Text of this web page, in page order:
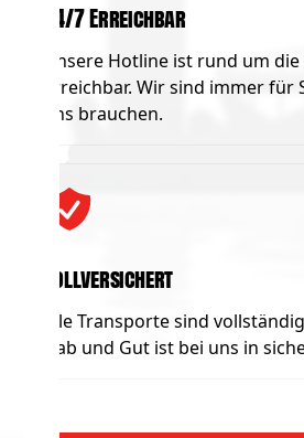
24/7 Erreichbar
Unsere Hotline ist rund um
erreichbar. Wir sind immer für
uns brauchen.
Vollversichert
Alle Transporte sind
Hab und Gut ist bei uns in